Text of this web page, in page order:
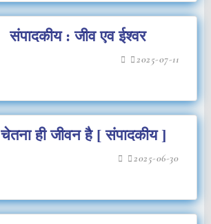
संपादकीय : जीव एव ईश्वर
2025-07-11
चेतना ही जीवन है [ संपादकीय ]
2025-06-30